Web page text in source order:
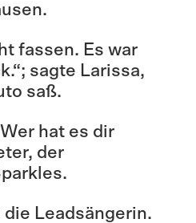
fassen. Es war
sagte Larissa,
saß.
hat es dir
der
die Leadsängerin.